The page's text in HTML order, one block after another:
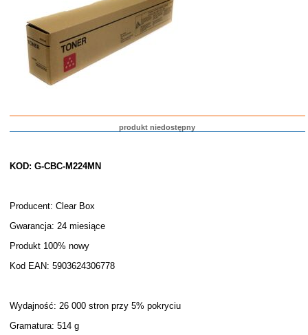
produkt niedostępny
KOD: G-CBC-M224MN
Producent: Clear Box
Gwarancja: 24 miesiące
Produkt 100% nowy
Kod EAN: 5903624306778
Wydajność: 26 000 stron przy 5% pokryciu
Gramatura: 514 g